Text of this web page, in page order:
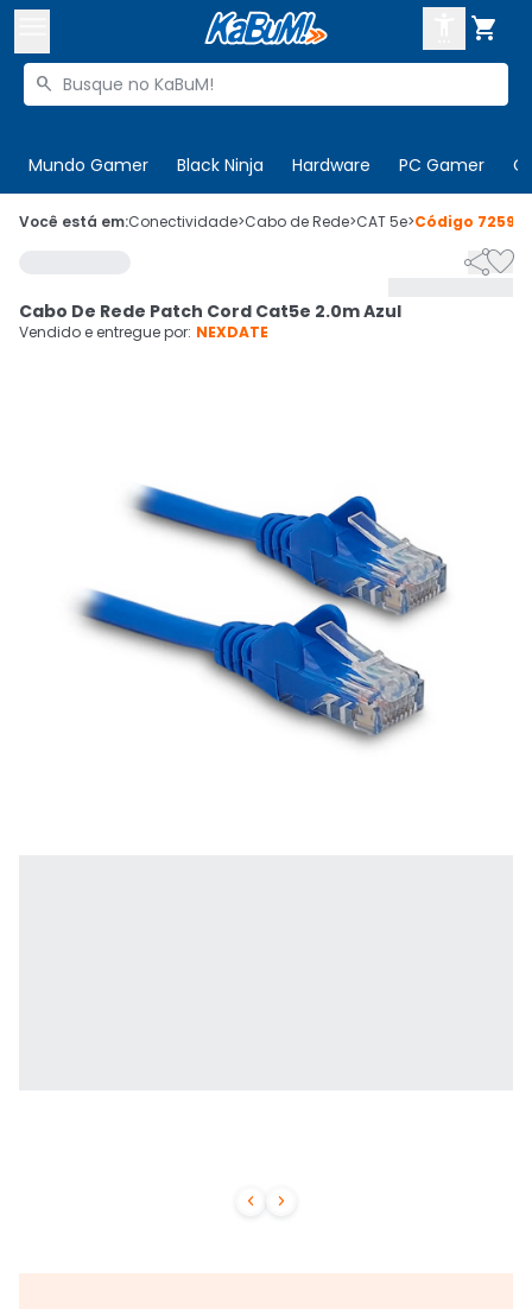

Buscar produtos

Mundo Gamer Black Ninja Hardware PC Gamer
 Olá. Acesse sua conta
Cupons
CADASTRE-SE
Você está em:Conectividade>Cabo de Rede>CAT 5e>Código 725901
 

Cabo De Rede Patch Cord Cat5e 2.0m Azul
Vendido e entregue por: NEXDATE